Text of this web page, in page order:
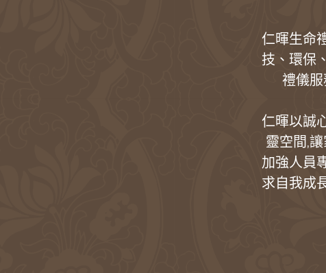
仁暉生命
技、環保
禮儀
仁暉以誠
靈空間,
加強人員
求自我成